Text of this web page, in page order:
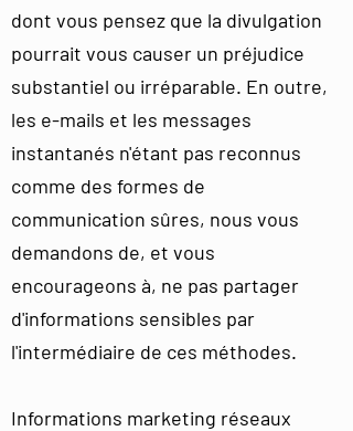
dont vous pensez que la divulgation
pourrait vous causer un préjudice
substantiel ou irréparable. En outre,
les e-mails et les messages
instantanés n'étant pas reconnus
comme des formes de
communication sûres, nous vous
demandons de, et vous
encourageons à, ne pas partager
d'informations sensibles par
l'intermédiaire de ces méthodes.
Informations marketing réseaux